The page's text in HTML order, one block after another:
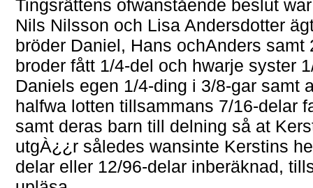
Tingsrättens ofwanstående beslut
Nils Nilsson och Lisa Andersdotter
bröder Daniel, Hans ochAnders
broder fått 1/4-del och hwarje syster
Daniels egen 1/4-ding i 3/8-gar samt
halfwa lotten tillsammans 7/16-delar
samt deras barn till delning så at
utgÀ¿¿r således wansinte Kerstins
delar eller 12/96-delar inberäknad,